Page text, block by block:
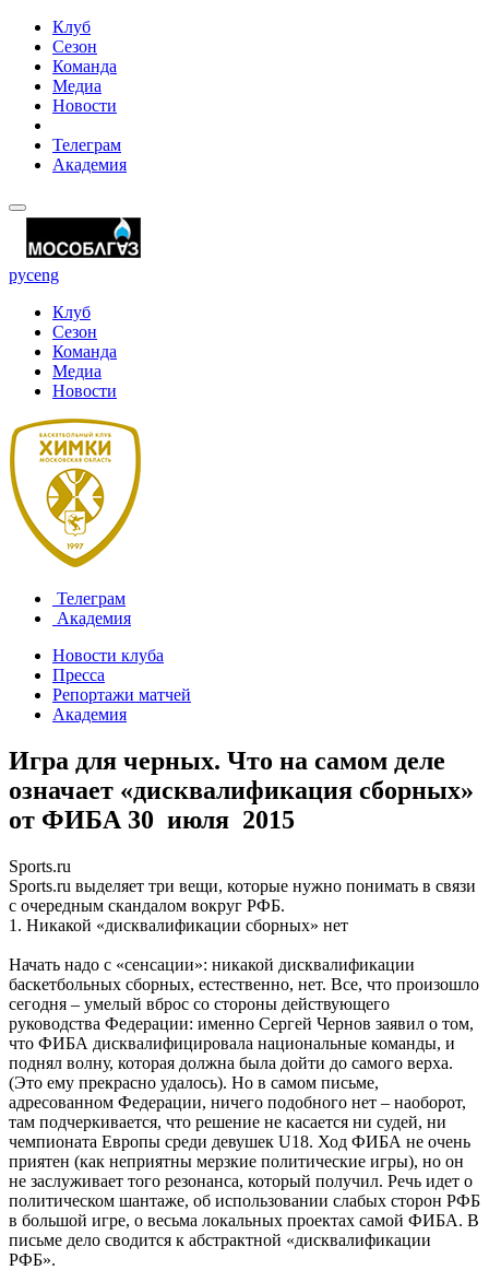
Клуб
Сезон
Команда
Медиа
Новости
Телеграм
Академия
русeng
Клуб
Сезон
Команда
Медиа
Новости
Телеграм
Академия
Новости клуба
Пресса
Репортажи матчей
Академия
Игра для черных. Что на самом деле
означает «дисквалификация сборных»
от ФИБА 30 июля 2015
Sports.ru
Sports.ru выделяет три вещи, которые нужно понимать в связи
с очередным скандалом вокруг РФБ.
1. Никакой «дисквалификации сборных» нет
Начать надо с «сенсации»: никакой дисквалификации
баскетбольных сборных, естественно, нет. Все, что произошло
сегодня – умелый вброс со стороны действующего
руководства Федерации: именно Сергей Чернов заявил о том,
что ФИБА дисквалифицировала национальные команды, и
поднял волну, которая должна была дойти до самого верха.
(Это ему прекрасно удалось). Но в самом письме,
адресованном Федерации, ничего подобного нет – наоборот,
там подчеркивается, что решение не касается ни судей, ни
чемпионата Европы среди девушек U18. Ход ФИБА не очень
приятен (как неприятны мерзкие политические игры), но он
не заслуживает того резонанса, который получил. Речь идет о
политическом шантаже, об использовании слабых сторон РФБ
в большой игре, о весьма локальных проектах самой ФИБА. В
письме дело сводится к абстрактной «дисквалификации
РФБ».